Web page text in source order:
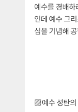
예수를 경배
인데 예수 그
심을 기념해
▨예수 성탄의